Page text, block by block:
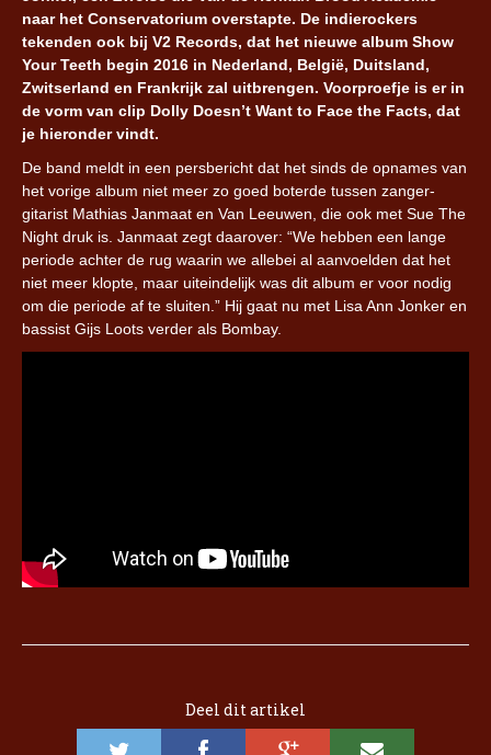
naar het Conservatorium overstapte. De indierockers
tekenden ook bij V2 Records, dat het nieuwe album Show
Your Teeth begin 2016 in Nederland, België, Duitsland,
Zwitserland en Frankrijk zal uitbrengen. Voorproefje is er in
de vorm van clip Dolly Doesn’t Want to Face the Facts, dat
je hieronder vindt.
De band meldt in een persbericht dat het sinds de opnames van
het vorige album niet meer zo goed boterde tussen zanger-
gitarist Mathias Janmaat en Van Leeuwen, die ook met Sue The
Night druk is. Janmaat zegt daarover: “We hebben een lange
periode achter de rug waarin we allebei al aanvoelden dat het
niet meer klopte, maar uiteindelijk was dit album er voor nodig
om die periode af te sluiten.” Hij gaat nu met Lisa Ann Jonker en
bassist Gijs Loots verder als Bombay.
Deel dit artikel